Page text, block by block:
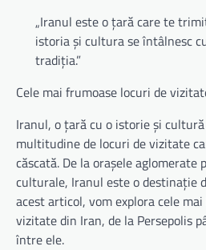
„Iranul este o țară care te
istoria și cultura se întâlnesc
tradiția.”
Cele mai frumoase locuri de
Iranul, o țară cu o istorie și
multitudine de locuri de vizitate
căscată. De la orașele
culturale, Iranul este o destinație
acest articol, vom explora cele
vizitate din Iran, de la Persepolis
între ele.